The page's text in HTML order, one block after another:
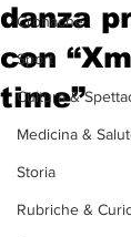
Cronache
Sport
Cultura &
Medicina &
Storia
Rubriche &
danza
con
time”